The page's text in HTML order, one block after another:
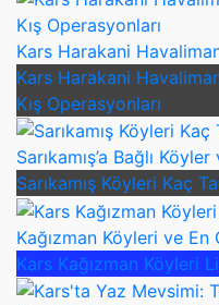
Kars Harakani
Kars Harakani
Kış Operasyonları
Sarıkamış’a Bağlı
Sarıkamış Köyleri Kaç
Kağızman Köyleri ve En
Kars Kağızman Köyleri